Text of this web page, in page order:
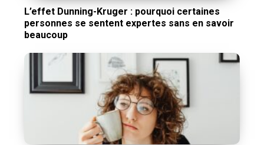
L’effet Dunning-Kruger : pourquoi certaines
personnes se sentent expertes sans en savoir
beaucoup